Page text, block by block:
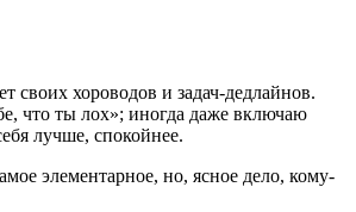
своих хороводов и задач-дедлайнов.
что ты лох»; иногда даже включаю
лучше, спокойнее.
элементарное, но, ясное дело, кому-